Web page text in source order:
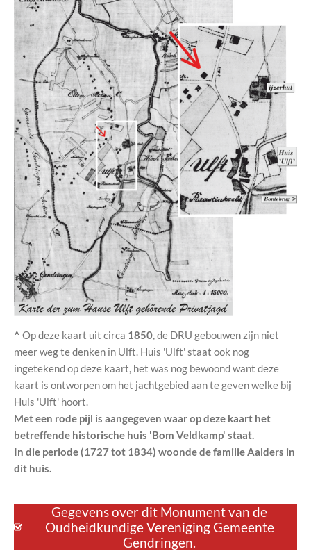
^ Op deze kaart uit circa 1850 , de DRU gebouwen zijn niet
meer weg te denken in Ulft. Huis 'Ulft' staat ook nog
ingetekend op deze kaart, het was nog bewoond want deze
kaart is ontworpen om het jachtgebied aan te geven welke bij
Huis 'Ulft' hoort.
Met een rode pijl is aangegeven waar op deze kaart het
betreffende historische huis 'Bom Veldkamp' staat.
In die periode (1727 tot 1834) woonde de familie Aalders in
dit huis.
Gegevens over dit Monument van de
Oudheidkundige Vereniging Gemeente
Gendringen.